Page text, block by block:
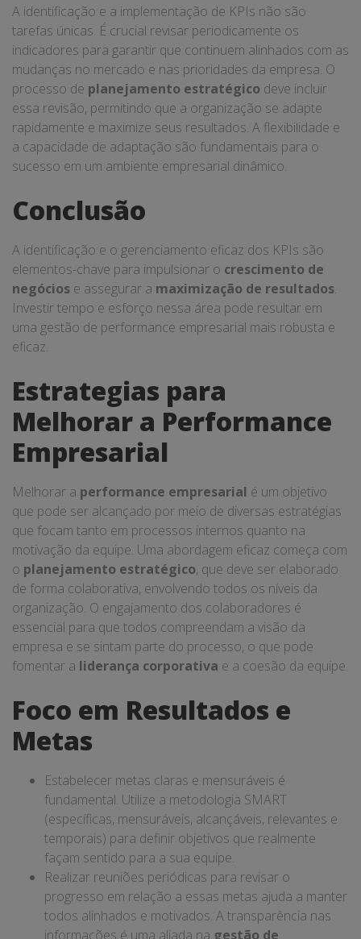
A identificação e a implementação de KPIs não são
tarefas únicas. É crucial revisar periodicamente os
indicadores para garantir que continuem alinhados com as
mudanças no mercado e nas prioridades da empresa. O
processo de planejamento estratégico deve incluir
essa revisão, permitindo que a organização se adapte
rapidamente e maximize seus resultados. A flexibilidade e
a capacidade de adaptação são fundamentais para o
sucesso em um ambiente empresarial dinâmico.
Conclusão
A identificação e o gerenciamento eficaz dos KPIs são
elementos-chave para impulsionar o crescimento de
negócios e assegurar a maximização de resultados.
Investir tempo e esforço nessa área pode resultar em
uma gestão de performance empresarial mais robusta e
eficaz.
Estrategias para
Melhorar a Performance
Empresarial
Melhorar a performance empresarial é um objetivo
que pode ser alcançado por meio de diversas estratégias
que focam tanto em processos internos quanto na
motivação da equipe. Uma abordagem eficaz começa com
o planejamento estratégico, que deve ser elaborado
de forma colaborativa, envolvendo todos os níveis da
organização. O engajamento dos colaboradores é
essencial para que todos compreendam a visão da
empresa e se sintam parte do processo, o que pode
fomentar a liderança corporativa e a coesão da equipe.
Foco em Resultados e
Metas
Estabelecer metas claras e mensuráveis é
fundamental. Utilize a metodologia SMART
(específicas, mensuráveis, alcançáveis, relevantes e
temporais) para definir objetivos que realmente
façam sentido para a sua equipe.
Realizar reuniões periódicas para revisar o
progresso em relação a essas metas ajuda a manter
todos alinhados e motivados. A transparência nas
informações é uma aliada na gestão de